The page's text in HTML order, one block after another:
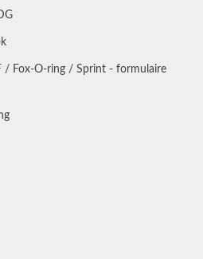
/ Fox-O-ring / Sprint - formulaire